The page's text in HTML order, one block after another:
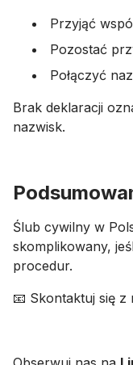
Przyjąć
Pozostać
Połączyć
Brak deklaracji
nazwisk.
Ślub cywilny w
skomplikowany,
procedur.
📧 Skontaktuj się z